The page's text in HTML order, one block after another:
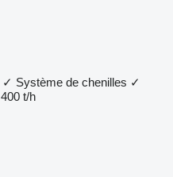
✓ Système de chenilles ✓
400 t/h